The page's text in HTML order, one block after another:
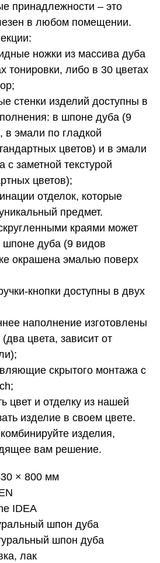
принадлежности – это
в любом помещении.
ножки из массива дуба
тонировки, либо в 30 цветах
стенки изделий доступны в
в шпоне дуба (9
в эмали по гладкой
цветов) и в эмали
заметной текстурой
цветов);
отделок, которые
предмет.
краями может
дуба (9 видов
окрашена эмалью поверх
кнопки доступны в двух
наполнение изготовлены
цвета, зависит от
скрытого монтажа с
цвет и отделку из нашей
изделие в своем цвете.
изделия,
вам решение.
× 800 мм
IDEA
шпон дуба
шпон дуба
лак